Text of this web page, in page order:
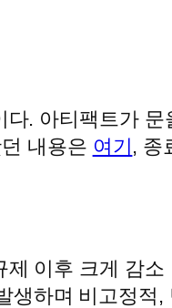
. 아티팩트가
내용은 여기, 종
제 이후 크게 감소
하며 비고정적